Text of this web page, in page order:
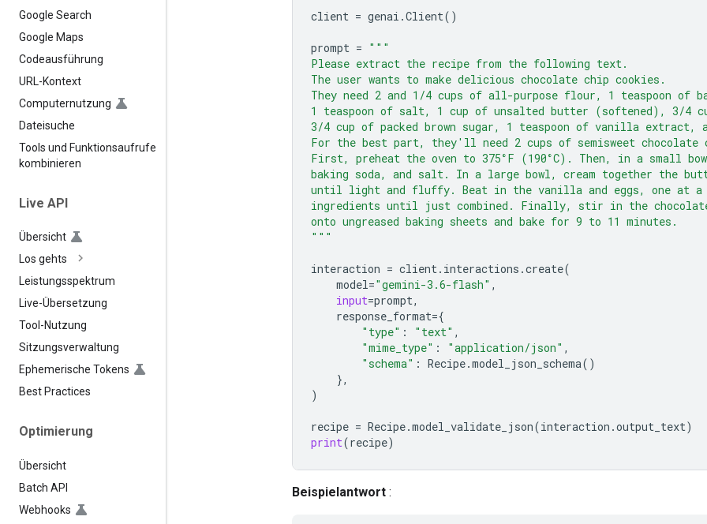
Google Search
Google Maps
Codeausführung
URL-Kontext
Computernutzung
Dateisuche
Tools und Funktionsaufrufe
kombinieren
Live API
Übersicht
Los gehts
Leistungsspektrum
Live-Übersetzung
Tool-Nutzung
Sitzungsverwaltung
Ephemerische Tokens
Best Practices
Optimierung
Übersicht
Batch API
Webhooks
client = genai .Client()
prompt = """
Please extract the recipe from the following text.
The user wants to make delicious chocolate chip cookies.
They need 2 and 1/4 cups of all-purpose flour, 1 teaspoon of
1 teaspoon of salt, 1 cup of unsalted butter (softened), 3/4
3/4 cup of packed brown sugar, 1 teaspoon of vanilla extract,
For the best part, they'll need 2 cups of semisweet chocolate
First, preheat the oven to 375°F (190°C). Then, in a small
baking soda, and salt. In a large bowl, cream together the
until light and fluffy. Beat in the vanilla and eggs, one at a
ingredients until just combined. Finally, stir in the chocolate
onto ungreased baking sheets and bake for 9 to 11 minutes.
"""
interaction = client. interactions .create(
model="gemini-3.6-flash" ,
input=prompt,
response_format={
"type" : "text" ,
"mime_type" : "application/json" ,
"schema" : Recipe.model_json_schema()
},
)
recipe = Recipe.model_validate_json(interaction .output_text)
print(recipe)
Beispielantwort :